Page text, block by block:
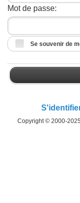
Mot de passe:
Se souvenir de
Copyright © 2000-